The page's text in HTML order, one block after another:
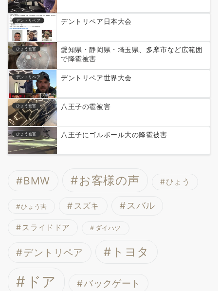
デントリペア デントリペア日本大会
ひょう被害
愛知県・静岡県・埼玉県、多摩市など広範囲
で降雹被害
デントリペア デントリペア世界大会
ひょう被害 八王子の雹被害
ひょう被害 八王子にゴルボール大の降雹被害
BMW お客様の声 ひょう
ひょう害 スズキ スバル
スライドドア ダイハツ
デントリペア トヨタ
ドア バックゲート